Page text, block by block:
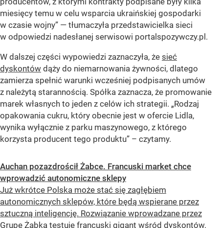
miesięcy temu w celu wsparcia ukraińskiej gospodarki
w czasie wojny” — tłumaczyła przedstawicielka sieci
w odpowiedzi nadesłanej serwisowi portalspozywczy.pl.
W dalszej części wypowiedzi zaznaczyła, że sieć
dyskontów dąży do niemarnowania żywności, dlatego
zamierza spełnić warunki wcześniej podpisanych umów
z należytą starannością. Spółka zaznacza, że promowanie
marek własnych to jeden z celów ich strategii. „Rodzaj
opakowania cukru, który obecnie jest w ofercie Lidla,
wynika wyłącznie z parku maszynowego, z którego
korzysta producent tego produktu” – czytamy.
Auchan pozazdrościł Żabce. Francuski market chce
wprowadzić autonomiczne sklepy
Już wkrótce Polska może stać się zagłębiem
autonomicznych sklepów, które będą wspierane przez
sztuczną inteligencję. Rozwiązanie wprowadzane przez
Grupę Żabka testuje francuski gigant wśród dyskontów.